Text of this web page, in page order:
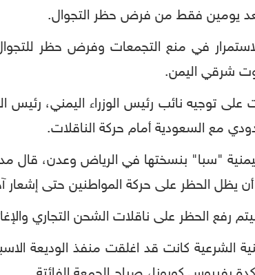
يومين فقط من فرض حظر التجوال.
في منع التجمعات وفرض حظر
شرقي اليمن.
توجيه نائب رئيس الوزراء اليمني، رئيس
مع السعودية أمام حركة الناقلات.
اليمنية "سبا" بنسختها في الرياض وعدن، قال
يظل الحظر على حركة المواطنين حتى إشعار
رفع الحظر على ناقلات الشحن التجاري
الشرعية كانت قد اغلقت منفذ الوديعة